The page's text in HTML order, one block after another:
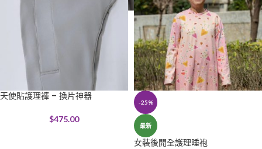
天使貼護理褲 – 換片神器
$475.00
-25%
最新
女裝後開全護理睡袍